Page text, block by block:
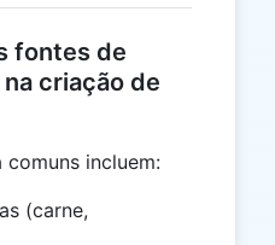
fontes de
criação de
incluem:
(carne,